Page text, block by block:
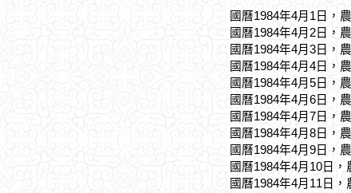
國曆1984年4月1日，
國曆1984年4月2日，
國曆1984年4月3日，
國曆1984年4月4日，
國曆1984年4月5日，
國曆1984年4月6日，
國曆1984年4月7日，
國曆1984年4月8日，
國曆1984年4月9日，
國曆1984年4月10日
國曆1984年4月11日